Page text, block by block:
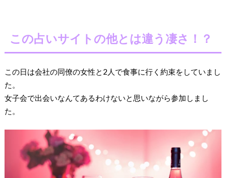
この占いサイトの他とは違う凄さ！？
この日は会社の同僚の女性と2人で食事に行く約束をしていまし
た。
女子会で出会いなんてあるわけないと思いながら参加しまし
た。